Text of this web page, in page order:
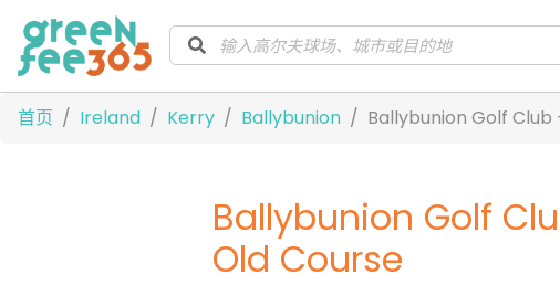
首页 Ireland Kerry Ballybunion Ballybunion Golf Club
Ballybunion Golf
Old Course